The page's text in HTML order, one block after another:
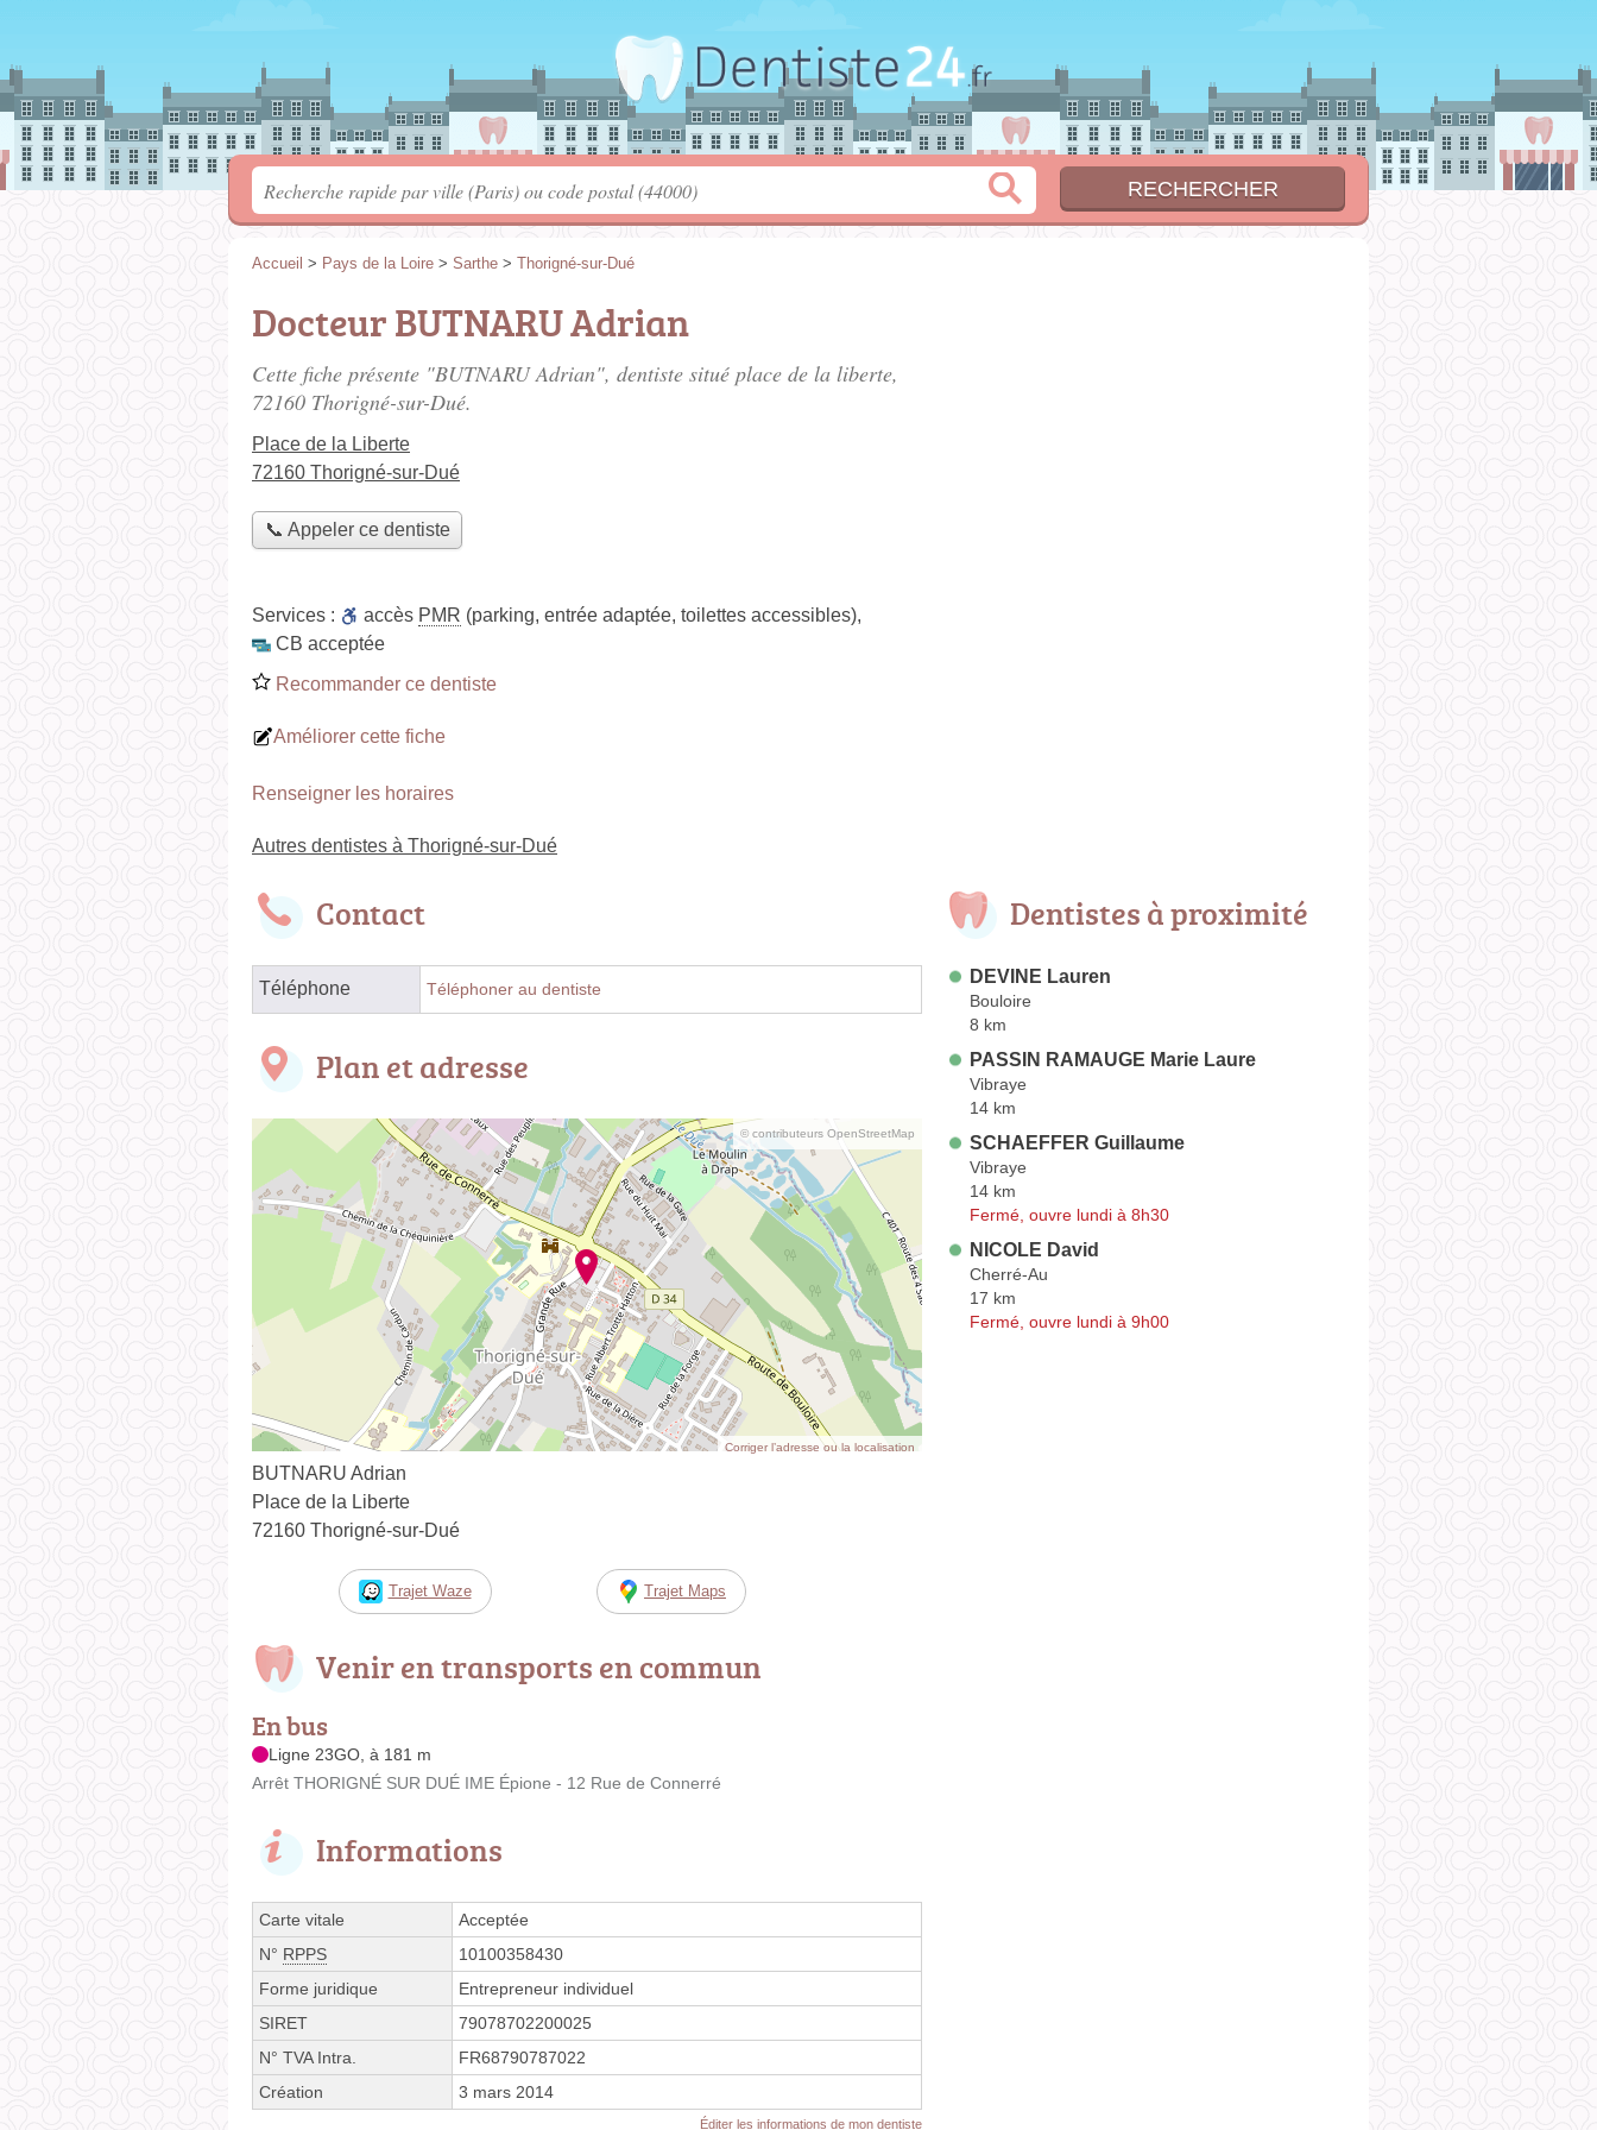
Accueil > Pays de la Loire > Sarthe > Thorigné-sur-Dué
Docteur BUTNARU Adrian
Cette fiche présente "BUTNARU Adrian", dentiste situé place de la liberte,
72160 Thorigné-sur-Dué.
Place de la Liberte
72160 Thorigné-sur-Dué
📞 Appeler ce dentiste
Services : accès PMR (parking, entrée adaptée, toilettes accessibles),
CB acceptée
Recommander ce dentiste
Améliorer cette fiche
Renseigner les horaires
Autres dentistes à Thorigné-sur-Dué
Contact
Téléphone Téléphoner au dentiste
Plan et adresse
© contributeurs OpenStreetMap
Corriger l’adresse ou la localisation
BUTNARU Adrian
Place de la Liberte
72160 Thorigné-sur-Dué
Trajet Waze Trajet Maps
Venir en transports en commun
En bus
Ligne 23GO, à 181 m
Arrêt THORIGNÉ SUR DUÉ IME Épione - 12 Rue de Connerré
Informations
Carte vitale
Acceptée
N° RPPS
10100358430
Forme juridique
Entrepreneur individuel
SIRET
79078702200025
N° TVA Intra.
FR68790787022
Création
3 mars 2014
Éditer les informations de mon dentiste
Dentistes à proximité
DEVINE Lauren
Bouloire
8 km
PASSIN RAMAUGE Marie Laure
Vibraye
14 km
SCHAEFFER Guillaume
Vibraye
14 km
Fermé, ouvre lundi à 8h30
NICOLE David
Cherré-Au
17 km
Fermé, ouvre lundi à 9h00